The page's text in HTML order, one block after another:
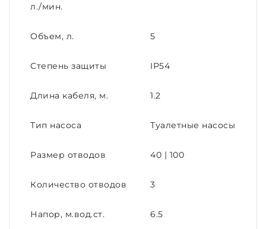
л./мин.
Объем, л. 5
Степень защиты IP54
Длина кабеля, м. 1.2
Тип насоса Туалетные насосы
Размер отводов 40 | 100
Количество отводов 3
Напор, м.вод.ст. 6.5